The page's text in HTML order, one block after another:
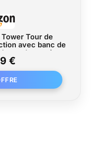
Tour de
avec banc de
de traction
à la
d'entraînement,
charge
€